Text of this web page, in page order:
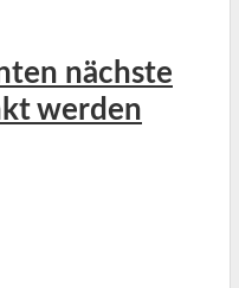
nächste
werden